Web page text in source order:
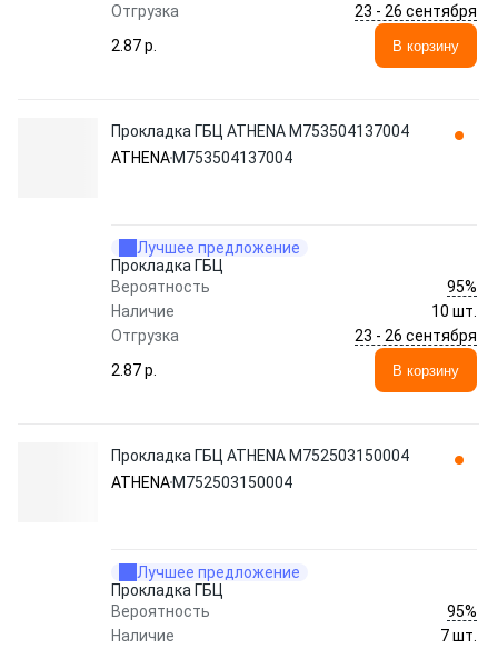
Отгрузка
23 - 26 сентября
2.87 p.
В корзину
Прокладка ГБЦ ATHENA M753504137004
ATHENA M753504137004
Лучшее предложение
Прокладка ГБЦ
Вероятность
95%
Наличие
10 шт.
Отгрузка
23 - 26 сентября
2.87 p.
В корзину
Прокладка ГБЦ ATHENA M752503150004
ATHENA M752503150004
Лучшее предложение
Прокладка ГБЦ
Вероятность
95%
Наличие
7 шт.